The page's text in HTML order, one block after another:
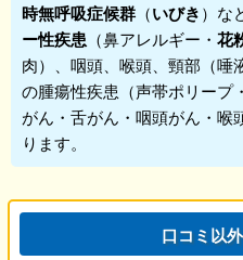
時無呼吸症候群 （いびき）な
ー性疾患 （鼻アレルギー・ 花
肉）、咽頭、喉頭、頸部（唾
の腫瘍性疾患（声帯ポリープ
がん・舌がん・咽頭がん・喉
ります。
口コミ以